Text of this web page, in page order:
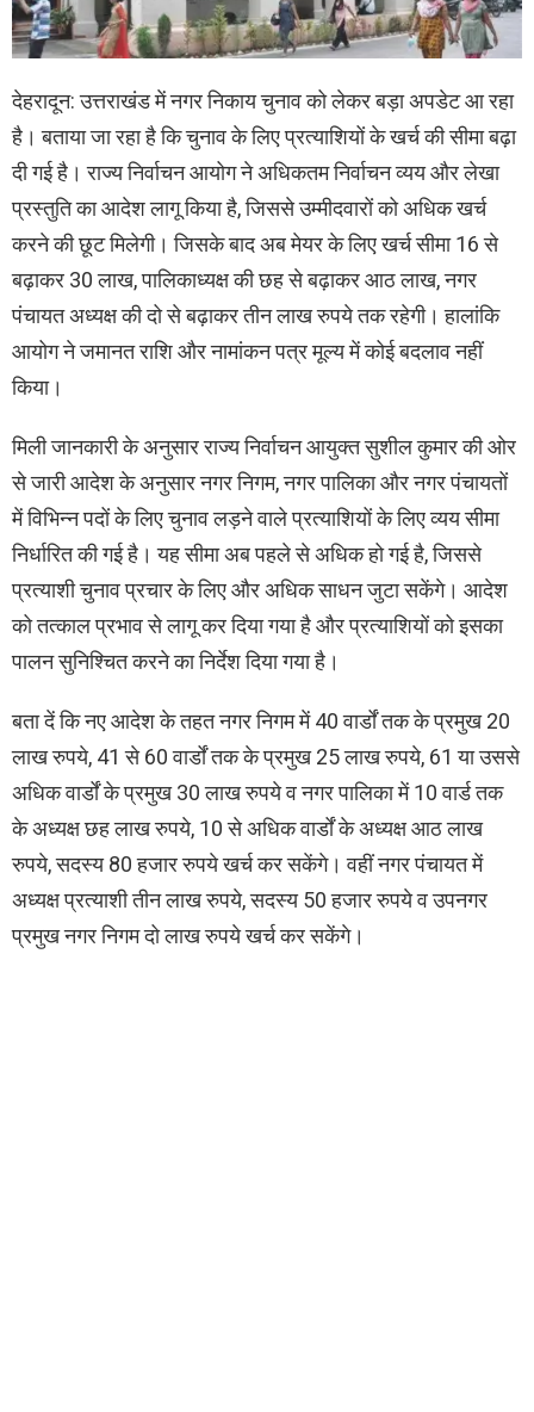
देहरादून: उत्तराखंड में नगर निकाय चुनाव को लेकर बड़ा अपडेट आ रहा
है। बताया जा रहा है कि चुनाव के लिए प्रत्याशियों के खर्च की सीमा बढ़ा
दी गई है। राज्य निर्वाचन आयोग ने अधिकतम निर्वाचन व्यय और लेखा
प्रस्तुति का आदेश लागू किया है, जिससे उम्मीदवारों को अधिक खर्च
करने की छूट मिलेगी। जिसके बाद अब मेयर के लिए खर्च सीमा 16 से
बढ़ाकर 30 लाख, पालिकाध्यक्ष की छह से बढ़ाकर आठ लाख, नगर
पंचायत अध्यक्ष की दो से बढ़ाकर तीन लाख रुपये तक रहेगी। हालांकि
आयोग ने जमानत राशि और नामांकन पत्र मूल्य में कोई बदलाव नहीं
किया।
मिली जानकारी के अनुसार राज्य निर्वाचन आयुक्त सुशील कुमार की ओर
से जारी आदेश के अनुसार नगर निगम, नगर पालिका और नगर पंचायतों
में विभिन्न पदों के लिए चुनाव लड़ने वाले प्रत्याशियों के लिए व्यय सीमा
निर्धारित की गई है। यह सीमा अब पहले से अधिक हो गई है, जिससे
प्रत्याशी चुनाव प्रचार के लिए और अधिक साधन जुटा सकेंगे। आदेश
को तत्काल प्रभाव से लागू कर दिया गया है और प्रत्याशियों को इसका
पालन सुनिश्चित करने का निर्देश दिया गया है।
बता दें कि नए आदेश के तहत नगर निगम में 40 वार्डों तक के प्रमुख 20
लाख रुपये, 41 से 60 वार्डों तक के प्रमुख 25 लाख रुपये, 61 या उससे
अधिक वार्डों के प्रमुख 30 लाख रुपये व नगर पालिका में 10 वार्ड तक
के अध्यक्ष छह लाख रुपये, 10 से अधिक वार्डों के अध्यक्ष आठ लाख
रुपये, सदस्य 80 हजार रुपये खर्च कर सकेंगे। वहीं नगर पंचायत में
अध्यक्ष प्रत्याशी तीन लाख रुपये, सदस्य 50 हजार रुपये व उपनगर
प्रमुख नगर निगम दो लाख रुपये खर्च कर सकेंगे।